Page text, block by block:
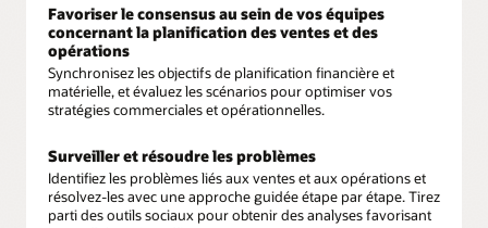
Favoriser le consensus au sein de vos équipes
concernant la planification des ventes et des
opérations
Synchronisez les objectifs de planification financière et
matérielle, et évaluez les scénarios pour optimiser vos
stratégies commerciales et opérationnelles.
Surveiller et résoudre les problèmes
Identifiez les problèmes liés aux ventes et aux opérations et
résolvez-les avec une approche guidée étape par étape. Tirez
parti des outils sociaux pour obtenir des analyses favorisant